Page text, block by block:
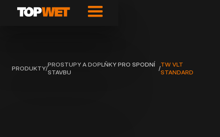
PRODUKTY/
PROSTUPY A DOPLŇKY PRO SPODNÍ
STAVBU
/
TW VLT
STANDARD